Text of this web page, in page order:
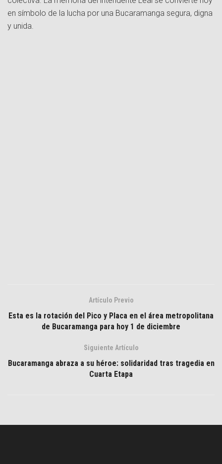
en símbolo de la lucha por una Bucaramanga segura, digna
y unida.
Artículo Previo
Esta es la rotación del Pico y Placa en el área metropolitana
de Bucaramanga para hoy 1 de diciembre
Siguiente Artículo
Bucaramanga abraza a su héroe: solidaridad tras tragedia en
Cuarta Etapa